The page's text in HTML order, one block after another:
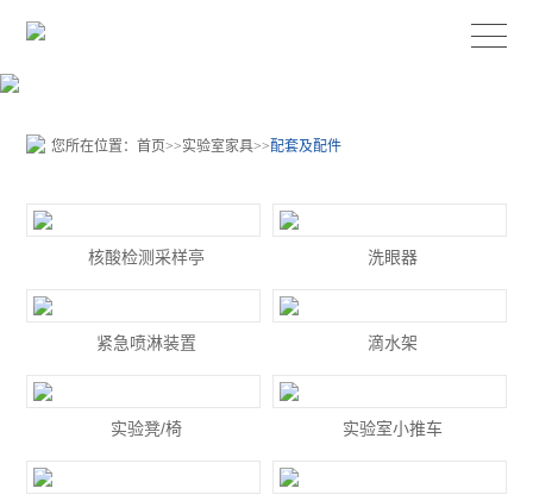
您所在位置：首页>>实验室家具>>配套及配件
核酸检测采样亭 洗眼器
紧急喷淋装置 滴水架
实验凳/椅 实验室小推车